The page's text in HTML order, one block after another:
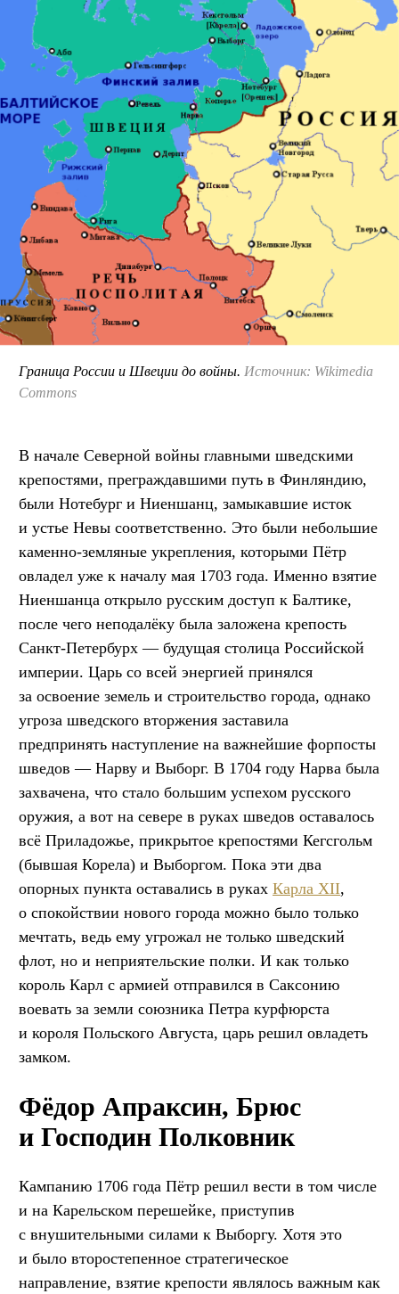
Граница России и Швеции до войны. Источник: Wikimedia
Commons
В начале Северной войны главными шведскими
крепостями, преграждавшими путь в Финляндию,
были Нотебург и Ниеншанц, замыкавшие исток
и устье Невы соответственно. Это были небольшие
каменно-земляные укрепления, которыми Пётр
овладел уже к началу мая 1703 года. Именно взятие
Ниеншанца открыло русским доступ к Балтике,
после чего неподалёку была заложена крепость
Санкт-Петербурх — будущая столица Российской
империи. Царь со всей энергией принялся
за освоение земель и строительство города, однако
угроза шведского вторжения заставила
предпринять наступление на важнейшие форпосты
шведов — Нарву и Выборг. В 1704 году Нарва была
захвачена, что стало большим успехом русского
оружия, а вот на севере в руках шведов оставалось
всё Приладожье, прикрытое крепостями Кегсгольм
(бывшая Корела) и Выборгом. Пока эти два
опорных пункта оставались в руках Карла XII,
о спокойствии нового города можно было только
мечтать, ведь ему угрожал не только шведский
флот, но и неприятельские полки. И как только
король Карл с армией отправился в Саксонию
воевать за земли союзника Петра курфюрста
и короля Польского Августа, царь решил овладеть
замком.
Фёдор Апраксин, Брюс
и Господин Полковник
Кампанию 1706 года Пётр решил вести в том числе
и на Карельском перешейке, приступив
с внушительными силами к Выборгу. Хотя это
и было второстепенное стратегическое
направление, взятие крепости являлось важным как